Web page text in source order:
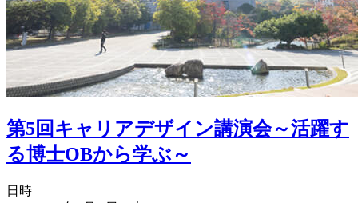
第5回キャリアデザイン講演会～活躍す
る博士OBから学ぶ～
日時